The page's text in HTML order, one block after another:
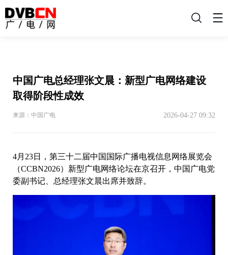
搜
中国广电总经理张文晨：新型广电网络建设
取得阶段性成效
来源：中国广电 2026-04-27 09:32
4月23日，第三十二届中国国际广播电视信息网络展览会
（CCBN2026）新型广电网络论坛在京召开，中国广电党
委副书记、总经理张文晨出席并致辞。